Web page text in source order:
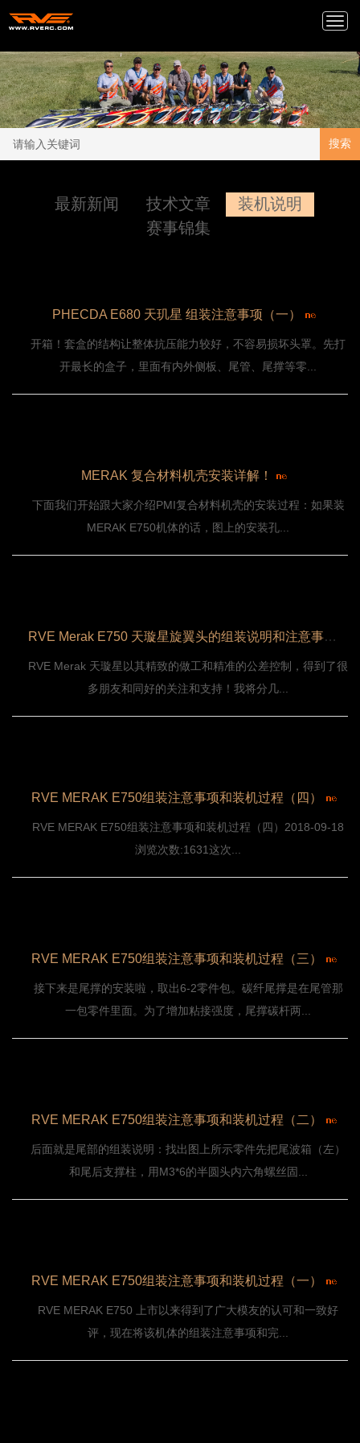
搜索
最新新闻 技术文章
装机说明
赛事锦集
PHECDA E680 天玑星 组装注意事项（一）
开箱！套盒的结构让整体抗压能力较好，不容易损坏头罩。先打
开最长的盒子，里面有内外侧板、尾管、尾撑等零...
MERAK 复合材料机壳安装详解！
下面我们开始跟大家介绍PMI复合材料机壳的安装过程：如果装
MERAK E750机体的话，图上的安装孔...
RVE Merak E750 天璇星旋翼头的组装说明和注意事项！
RVE Merak 天璇星以其精致的做工和精准的公差控制，得到了很
多朋友和同好的关注和支持！我将分几...
RVE MERAK E750组装注意事项和装机过程（四）
RVE MERAK E750组装注意事项和装机过程（四）2018-09-18
浏览次数:1631这次...
RVE MERAK E750组装注意事项和装机过程（三）
接下来是尾撑的安装啦，取出6-2零件包。碳纤尾撑是在尾管那
一包零件里面。为了增加粘接强度，尾撑碳杆两...
RVE MERAK E750组装注意事项和装机过程（二）
后面就是尾部的组装说明：找出图上所示零件先把尾波箱（左）
和尾后支撑柱，用M3*6的半圆头内六角螺丝固...
RVE MERAK E750组装注意事项和装机过程（一）
RVE MERAK E750 上市以来得到了广大模友的认可和一致好
评，现在将该机体的组装注意事项和完...